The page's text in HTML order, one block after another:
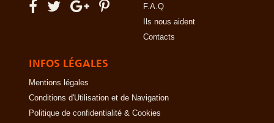
F.A.Q
Ils nous aident
Contacts
INFOS LÉGALES
Mentions légales
Conditions d'Utilisation et de Navigation
Politique de confidentialité & Cookies